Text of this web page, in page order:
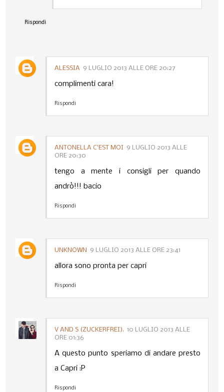
Rispondi
ALESSIA 9 LUGLIO 2013 ALLE ORE 20:27
complimenti cara!
Rispondi
ANTONELLA C’EST MOI
9 LUGLIO 2013 ALLE
ORE 20:30
tengo a mente i consigli per quando
andrò!!! bacio
Rispondi
UNKNOWN 9 LUGLIO 2013 ALLE ORE 23:41
allora sono pronta per capri
Rispondi
V AND S (ZUCKERFREI). 10 LUGLIO 2013 ALLE
ORE 01:36
A questo punto speriamo di andare presto
a Capri :P
Rispondi